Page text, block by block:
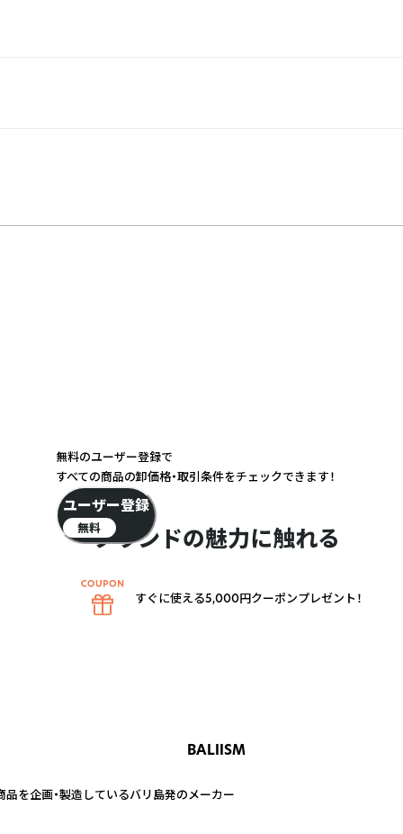
ブランドの魅力に触れる
BALIISM
品を企画・製造しているバリ島発のメーカー
無料のユーザー登録で
すべての商品の卸価格・取引条件をチェックできます！
ユーザー登録
無料
すぐに使える5,000円クーポンプレゼント！